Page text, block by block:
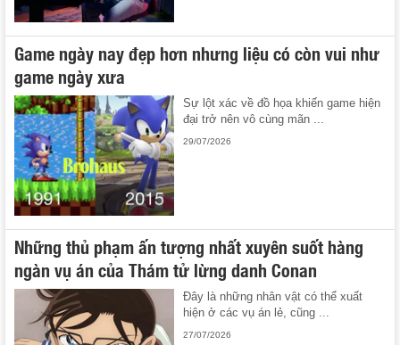
Game ngày nay đẹp hơn nhưng liệu có còn vui như
game ngày xưa
Sự lột xác về đồ họa khiến game hiện
đại trở nên vô cùng mãn ...
29/07/2026
Những thủ phạm ấn tượng nhất xuyên suốt hàng
ngàn vụ án của Thám tử lừng danh Conan
Đây là những nhân vật có thể xuất
hiện ở các vụ án lẻ, cũng ...
27/07/2026